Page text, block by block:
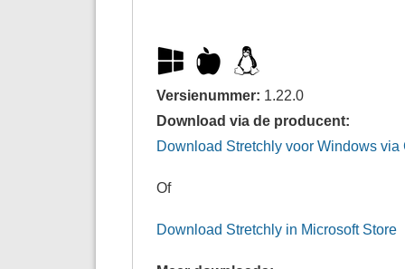
Versienummer: 1.22.0
Download via de producent:
Download Stretchly voor Windows via
Of
Download Stretchly in Microsoft Store